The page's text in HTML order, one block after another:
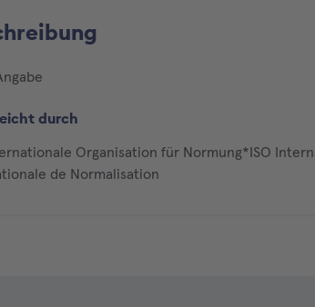
durch
Organisation für Normung*ISO
de Normalisation